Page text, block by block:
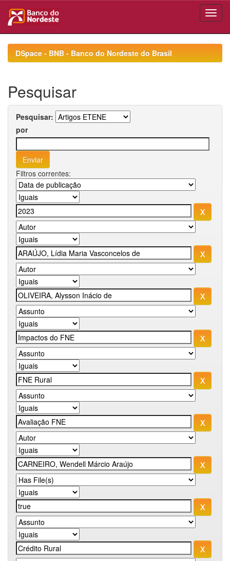
navigationDSpace - BNB - Banco do Nordeste do Brasil
Pesquisar
Pesquisar:
por
Filtros correntes: